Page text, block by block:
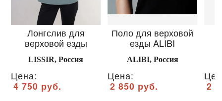
Лонгслив для
верховой езды
LISSIR, Россия
Цена:
4 750 руб.
Поло для верховой
езды ALIBI
ALIBI, Россия
Цена:
2 850 руб.
2